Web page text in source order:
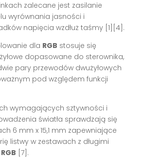
zalecane jest zasilanie
wyrównania jasności i
napięcia wzdłuż taśmy [1][4].
dla RGB stosuje się
dopasowane do sterownika,
pary przewodów dwużyłowych
pod względem funkcji
wymagających sztywności i
światła sprawdzają się
6 mm x 15,1 mm zapewniające
listwy w zestawach z długimi
RGB [7].